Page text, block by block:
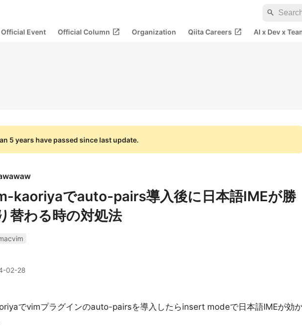
search
Official Event Official Column open_in_new Organization Qiita Careers open_in_new AI x Dev x
5 years have passed since last update.
kaoriyaでauto-pairs導入後に日本語IMEが勝
替わる時の対処法
02-28
でvimプラグインのauto-pairsを導入したらinsert modeで日本語IMEが効